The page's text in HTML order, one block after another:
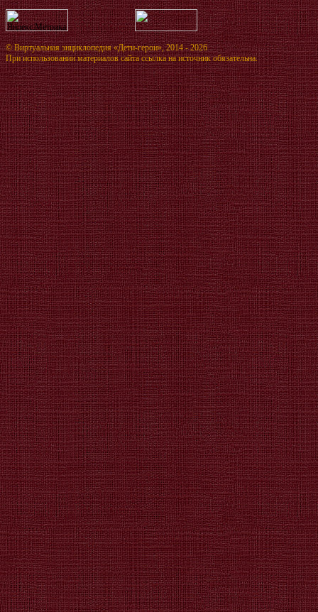
©Виртуальная энциклопедия «Дети-герои», 2014 - 2026
При использовании материалов сайта ссылка на источник обязательна.